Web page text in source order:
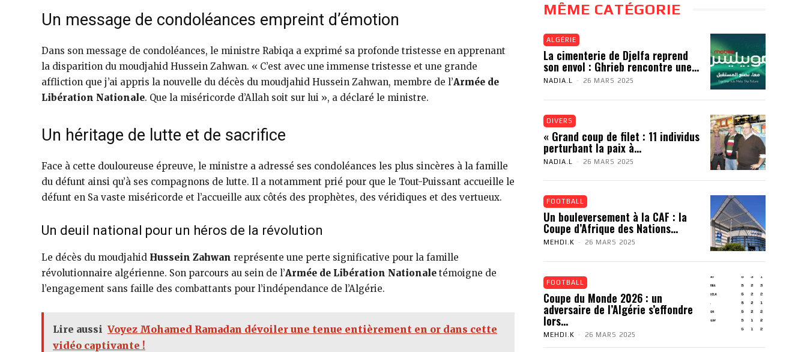
Un message de condoléances empreint d’émotion
Dans son message de condoléances, le ministre Rabiqa a exprimé sa profonde tristesse en apprenant
la disparition du moudjahid Hussein Zahwan. « C’est avec une immense tristesse et une grande
affliction que j’ai appris la nouvelle du décès du moudjahid Hussein Zahwan, membre de l’Armée de
Libération Nationale. Que la miséricorde d’Allah soit sur lui », a déclaré le ministre.
Un héritage de lutte et de sacrifice
Face à cette douloureuse épreuve, le ministre a adressé ses condoléances les plus sincères à la famille
du défunt ainsi qu’à ses compagnons de lutte. Il a notamment prié pour que le Tout-Puissant accueille le
défunt en Sa vaste miséricorde et l’accueille aux côtés des prophètes, des véridiques et des vertueux.
Un deuil national pour un héros de la révolution
Le décès du moudjahid Hussein Zahwan représente une perte significative pour la famille
révolutionnaire algérienne. Son parcours au sein de l’Armée de Libération Nationale témoigne de
l’engagement sans faille des combattants pour l’indépendance de l’Algérie.
Lire aussi Voyez Mohamed Ramadan dévoiler une tenue entièrement en or dans cette
vidéo captivante !
MÊME CATÉGORIE
ALGÉRIE
La cimenterie de Djelfa reprend
son envol : Ghrieb rencontre une...
NADIA.L - 26 MARS 2025
DIVERS
« Grand coup de filet : 11 individus
perturbant la paix à...
NADIA.L - 26 MARS 2025
FOOTBALL
Un bouleversement à la CAF : la
Coupe d’Afrique des Nations...
MEHDI.K - 26 MARS 2025
FOOTBALL
Coupe du Monde 2026 : un
adversaire de l’Algérie s’effondre
lors...
MEHDI.K - 26 MARS 2025